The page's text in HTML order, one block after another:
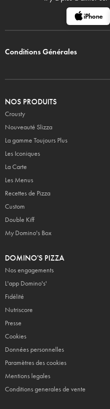
iPhone
Conditions Générales
NOS PRODUITS
Crousty
Nouveauté Slizza
La gamme Toujours Plus
Les Iconiques
La Carte
Les Menus
Recettes de Pizza
Custom
Double Kiff
My Domino's Box
DOMINO'S PIZZA
Nos engagements
L'app Domino's'
Fidélité
Nutriscore
Presse
Cookies
Données personnelles
Paramètres des cookies
Mentions legales
Conditions generales de vente